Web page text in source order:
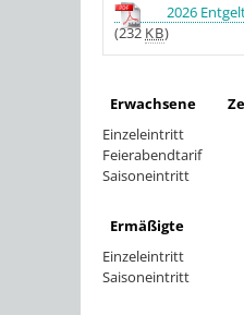
2026
(232 KB)
Erwachsene
Einzeleintritt
Feierabendtarif
Saisoneintritt
Ermäßigte
Einzeleintritt
Saisoneintritt